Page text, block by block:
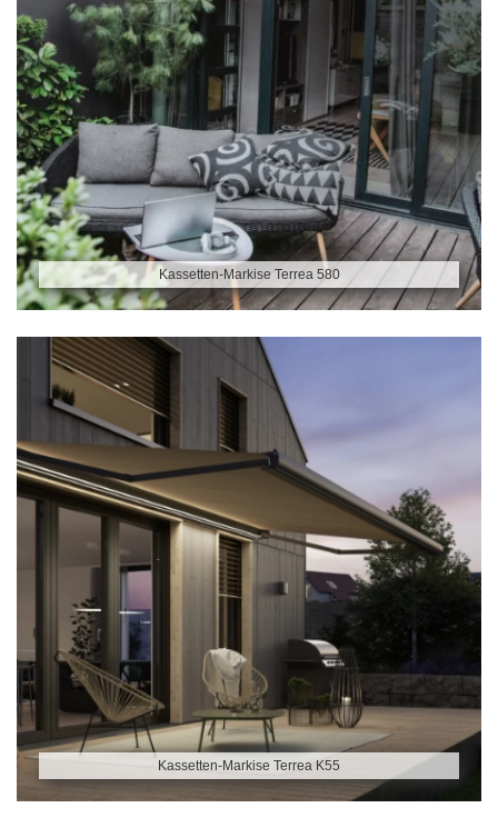
Kassetten-Markise Terrea 580
Kassetten-Markise Terrea K55